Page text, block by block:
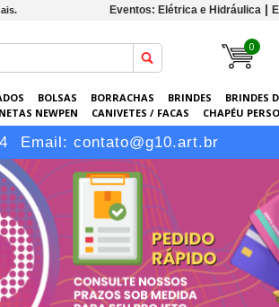
Eventos: Elétrica e Hidráulica
0
BOLSAS BORRACHAS BRINDES BRINDES
NEWPEN CANIVETES / FACAS CHAPÉU
EVENTOS GARRAFAS PERSONALIZADAS
LÁPIS
Email: contato@g10.art.br